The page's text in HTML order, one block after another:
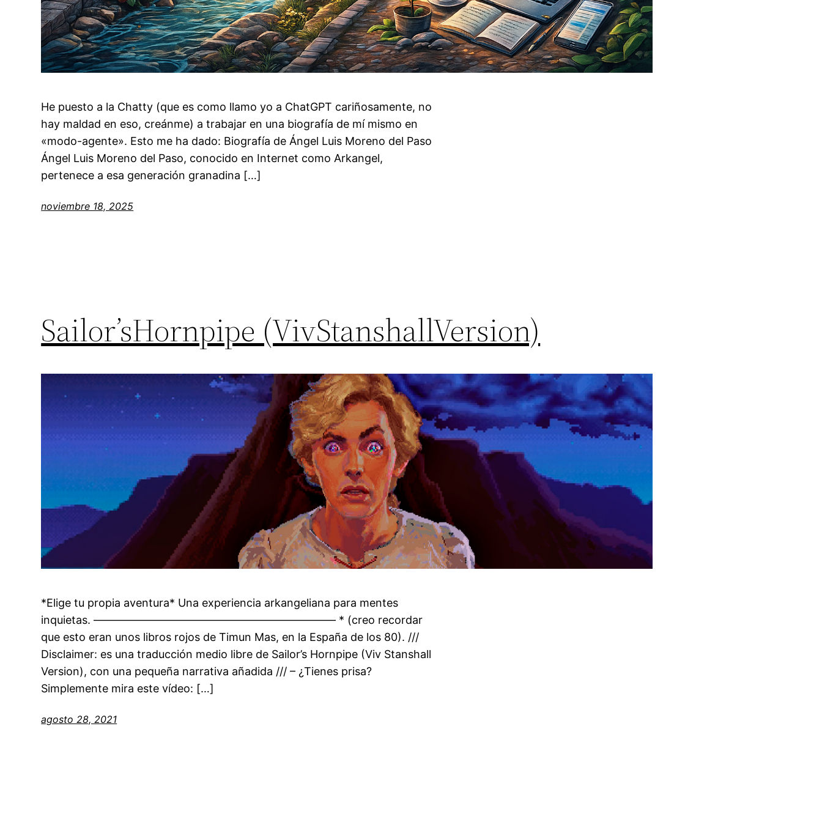
He puesto a la Chatty (que es como llamo yo a ChatGPT cariñosamente, no
hay maldad en eso, creánme) a trabajar en una biografía de mí mismo en
«modo-agente». Esto me ha dado: Biografía de Ángel Luis Moreno del Paso
Ángel Luis Moreno del Paso, conocido en Internet como Arkangel,
pertenece a esa generación granadina […]
noviembre 18, 2025
Sailor’sHornpipe (VivStanshallVersion)
*Elige tu propia aventura* Una experiencia arkangeliana para mentes
inquietas. —————————————————————— * (creo recordar
que esto eran unos libros rojos de Timun Mas, en la España de los 80). ///
Disclaimer: es una traducción medio libre de Sailor’s Hornpipe (Viv Stanshall
Version), con una pequeña narrativa añadida /// – ¿Tienes prisa?
Simplemente mira este vídeo: […]
agosto 28, 2021